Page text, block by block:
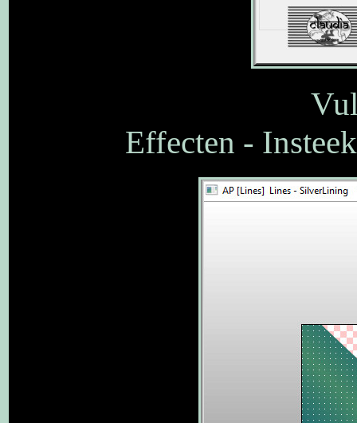
Effecten -